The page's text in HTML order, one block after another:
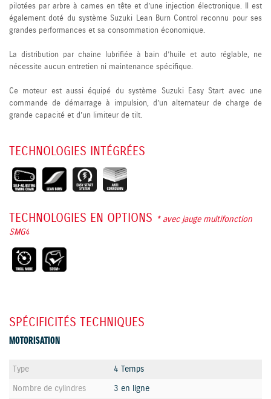
pilotées par arbre à cames en tête et d’une injection électronique. Il est
également doté du système Suzuki Lean Burn Control reconnu pour ses
grandes performances et sa consommation économique.
La distribution par chaine lubrifiée à bain d’huile et auto réglable, ne
nécessite aucun entretien ni maintenance spécifique.
Ce moteur est aussi équipé du système Suzuki Easy Start avec une
commande de démarrage à impulsion, d’un alternateur de charge de
grande capacité et d’un limiteur de tilt.
TECHNOLOGIES INTÉGRÉES
TECHNOLOGIES EN OPTIONS * avec jauge multifonction
SMG4
SPÉCIFICITÉS TECHNIQUES
MOTORISATION
Type
4 Temps
Nombre de cylindres
3 en ligne